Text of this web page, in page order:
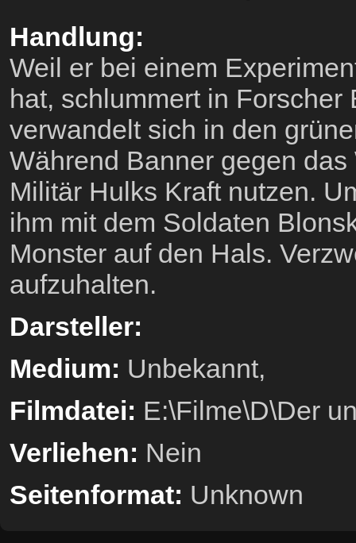
Handlung:
Weil er bei einem
hat, schlummert in
verwandelt sich in den
Während Banner gegen
Militär Hulks Kraft nutzen.
ihm mit dem Soldaten
Monster auf den Hals.
aufzuhalten.
Darsteller:
Medium: Unbekannt,
Filmdatei: E:\Filme\D\Der
Verliehen: Nein
Seitenformat: Unknown